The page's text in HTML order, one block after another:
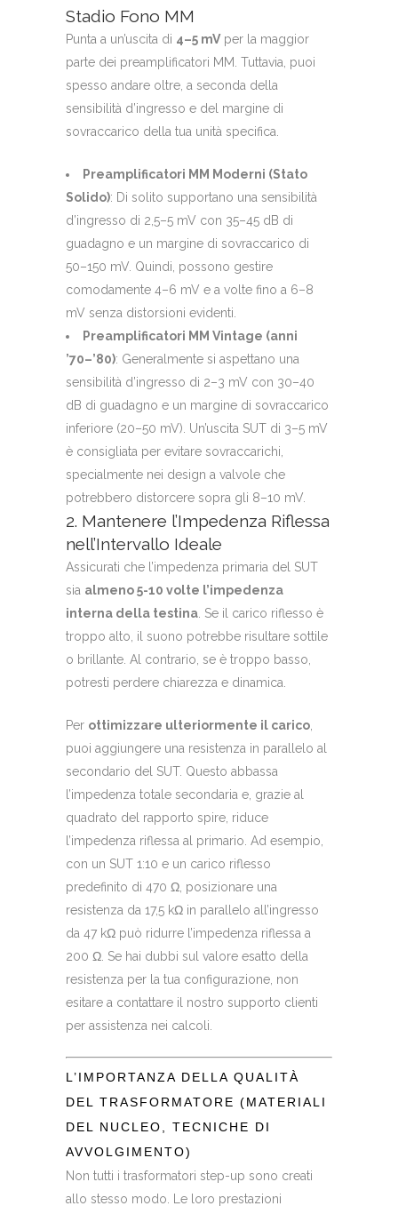
Stadio Fono MM
Punta a un’uscita di 4–5 mVper la maggior
parte dei preamplificatori MM. Tuttavia, puoi
spesso andare oltre, a seconda della
sensibilità d’ingresso e del margine di
sovraccarico della tua unità specifica.
Preamplificatori MM Moderni (Stato
Solido): Di solito supportano una sensibilità
d’ingresso di 2,5–5 mV con 35–45 dB di
guadagno e un margine di sovraccarico di
50–150 mV. Quindi, possono gestire
comodamente 4–6 mV e a volte fino a 6–8
mV senza distorsioni evidenti.
Preamplificatori MM Vintage (anni
’70–’80): Generalmente si aspettano una
sensibilità d’ingresso di 2–3 mV con 30–40
dB di guadagno e un margine di sovraccarico
inferiore (20–50 mV). Un’uscita SUT di 3–5 mV
è consigliata per evitare sovraccarichi,
specialmente nei design a valvole che
potrebbero distorcere sopra gli 8–10 mV.
2. Mantenere l’Impedenza Riflessa
nell’Intervallo Ideale
Assicurati che l’impedenza primaria del SUT
sia almeno 5-10 volte l’impedenza
interna della testina. Se il carico riflesso è
troppo alto, il suono potrebbe risultare sottile
o brillante. Al contrario, se è troppo basso,
potresti perdere chiarezza e dinamica.
Per ottimizzare ulteriormente il carico,
puoi aggiungere una resistenza in parallelo al
secondario del SUT. Questo abbassa
l’impedenza totale secondaria e, grazie al
quadrato del rapporto spire, riduce
l’impedenza riflessa al primario. Ad esempio,
con un SUT 1:10 e un carico riflesso
predefinito di 470 Ω, posizionare una
resistenza da 17,5 kΩ in parallelo all’ingresso
da 47 kΩ può ridurre l’impedenza riflessa a
200 Ω. Se hai dubbi sul valore esatto della
resistenza per la tua configurazione, non
esitare a contattare il nostro supporto clienti
per assistenza nei calcoli.
L’IMPORTANZA DELLA QUALITÀ
DEL TRASFORMATORE (MATERIALI
DEL NUCLEO, TECNICHE DI
AVVOLGIMENTO)
Non tutti i trasformatori step-up sono creati
allo stesso modo. Le loro prestazioni